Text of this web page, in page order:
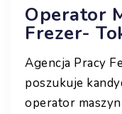
Operator
Frezer-
Agencja Pracy
poszukuje
operator